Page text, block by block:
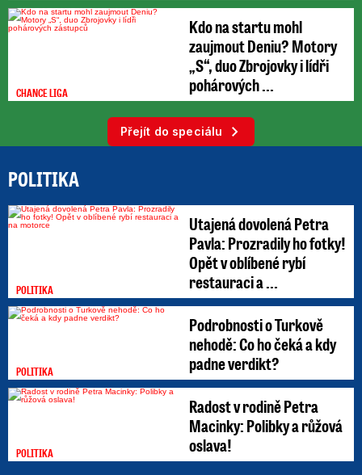
CHANCE LIGA
Kdo na startu mohl
zaujmout Deniu? Motory
„S“, duo Zbrojovky i lídři
pohárových ...
Přejít do speciálu
POLITIKA
POLITIKA
Utajená dovolená Petra
Pavla: Prozradily ho fotky!
Opět v oblíbené rybí
restauraci a ...
POLITIKA
Podrobnosti o Turkově
nehodě: Co ho čeká a kdy
padne verdikt?
POLITIKA
Radost v rodině Petra
Macinky: Polibky a růžová
oslava!